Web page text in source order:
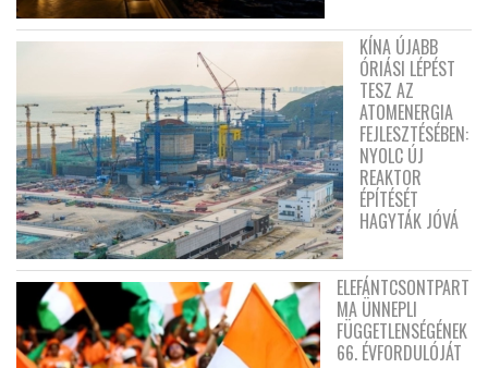
KÍNA ÚJABB
ÓRIÁSI LÉPÉST
TESZ AZ
ATOMENERGIA
FEJLESZTÉSÉBEN:
NYOLC ÚJ
REAKTOR
ÉPÍTÉSÉT
HAGYTÁK JÓVÁ
ELEFÁNTCSONTPART
MA ÜNNEPLI
FÜGGETLENSÉGÉNEK
66. ÉVFORDULÓJÁT